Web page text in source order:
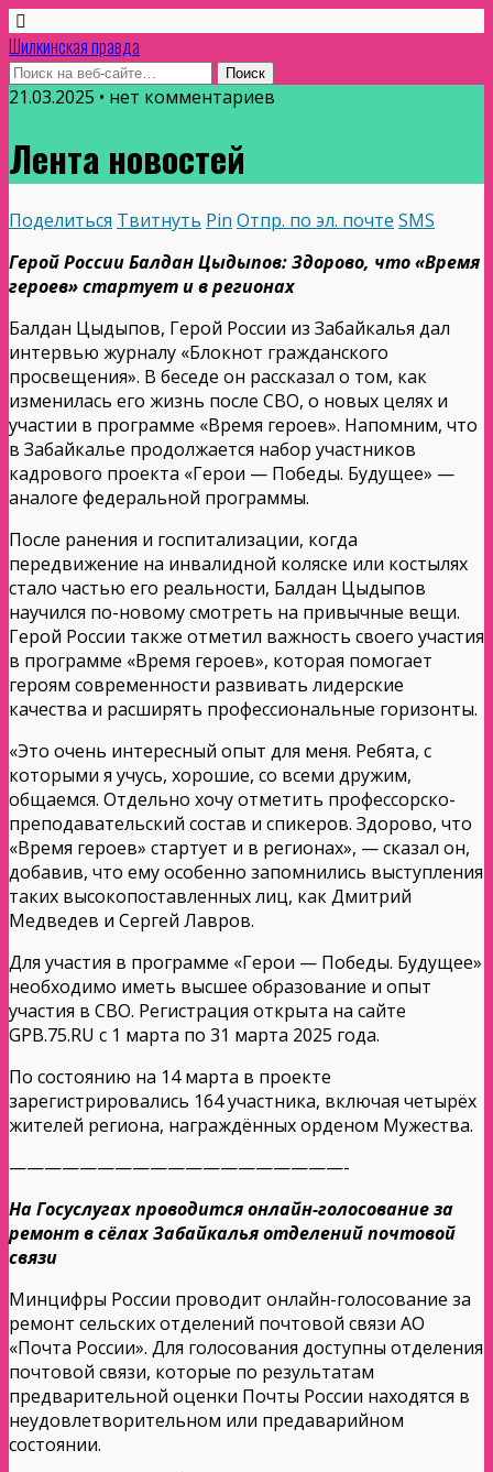
Шилкинская правда
21.03.2025 • нет комментариев
Лента новостей
Поделиться Твитнуть Pin Отпр. по эл. почте SMS
Герой России Балдан Цыдыпов: Здорово, что «Время
героев» стартует и в регионах
Балдан Цыдыпов, Герой России из Забайкалья дал
интервью журналу «Блокнот гражданского
просвещения». В беседе он рассказал о том, как
изменилась его жизнь после СВО, о новых целях и
участии в программе «Время героев». Напомним, что
в Забайкалье продолжается набор участников
кадрового проекта «Герои — Победы. Будущее» —
аналоге федеральной программы.
После ранения и госпитализации, когда
передвижение на инвалидной коляске или костылях
стало частью его реальности, Балдан Цыдыпов
научился по-новому смотреть на привычные вещи.
Герой России также отметил важность своего участия
в программе «Время героев», которая помогает
героям современности развивать лидерские
качества и расширять профессиональные горизонты.
«Это очень интересный опыт для меня. Ребята, с
которыми я учусь, хорошие, со всеми дружим,
общаемся. Отдельно хочу отметить профессорско-
преподавательский состав и спикеров. Здорово, что
«Время героев» стартует и в регионах», — сказал он,
добавив, что ему особенно запомнились выступления
таких высокопоставленных лиц, как Дмитрий
Медведев и Сергей Лавров.
Для участия в программе «Герои — Победы. Будущее»
необходимо иметь высшее образование и опыт
участия в СВО. Регистрация открыта на сайте
GPB.75.RU с 1 марта по 31 марта 2025 года.
По состоянию на 14 марта в проекте
зарегистрировались 164 участника, включая четырёх
жителей региона, награждённых орденом Мужества.
———————————————————-
На Госуслугах проводится онлайн-голосование за
ремонт в сёлах Забайкалья отделений почтовой
связи
Минцифры России проводит онлайн-голосование за
ремонт сельских отделений почтовой связи АО
«Почта России». Для голосования доступны отделения
почтовой связи, которые по результатам
предварительной оценки Почты России находятся в
неудовлетворительном или предаварийном
состоянии.